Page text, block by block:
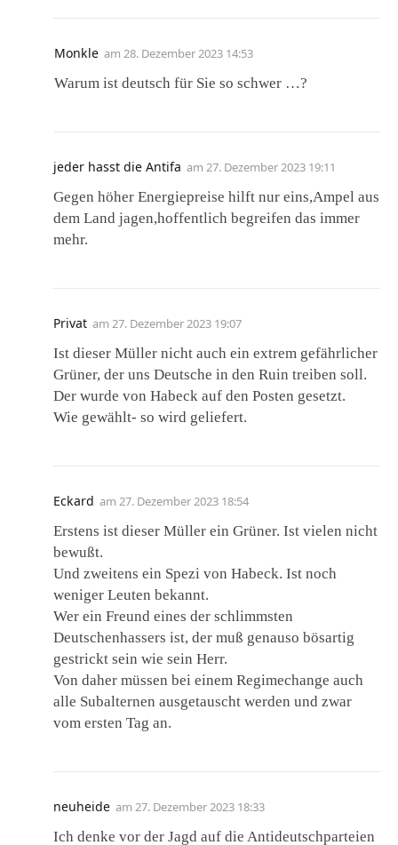
Monkle am 28. Dezember 2023 14:53
Warum ist deutsch für Sie so schwer …?
jeder hasst die Antifa am 27. Dezember 2023 19:11
Gegen höher Energiepreise hilft nur eins,Ampel aus
dem Land jagen,hoffentlich begreifen das immer
mehr.
Privat am 27. Dezember 2023 19:07
Ist dieser Müller nicht auch ein extrem gefährlicher
Grüner, der uns Deutsche in den Ruin treiben soll.
Der wurde von Habeck auf den Posten gesetzt.
Wie gewählt- so wird geliefert.
Eckard am 27. Dezember 2023 18:54
Erstens ist dieser Müller ein Grüner. Ist vielen nicht
bewußt.
Und zweitens ein Spezi von Habeck. Ist noch
weniger Leuten bekannt.
Wer ein Freund eines der schlimmsten
Deutschenhassers ist, der muß genauso bösartig
gestrickt sein wie sein Herr.
Von daher müssen bei einem Regimechange auch
alle Subalternen ausgetauscht werden und zwar
vom ersten Tag an.
neuheide am 27. Dezember 2023 18:33
Ich denke vor der Jagd auf die Antideutschparteien